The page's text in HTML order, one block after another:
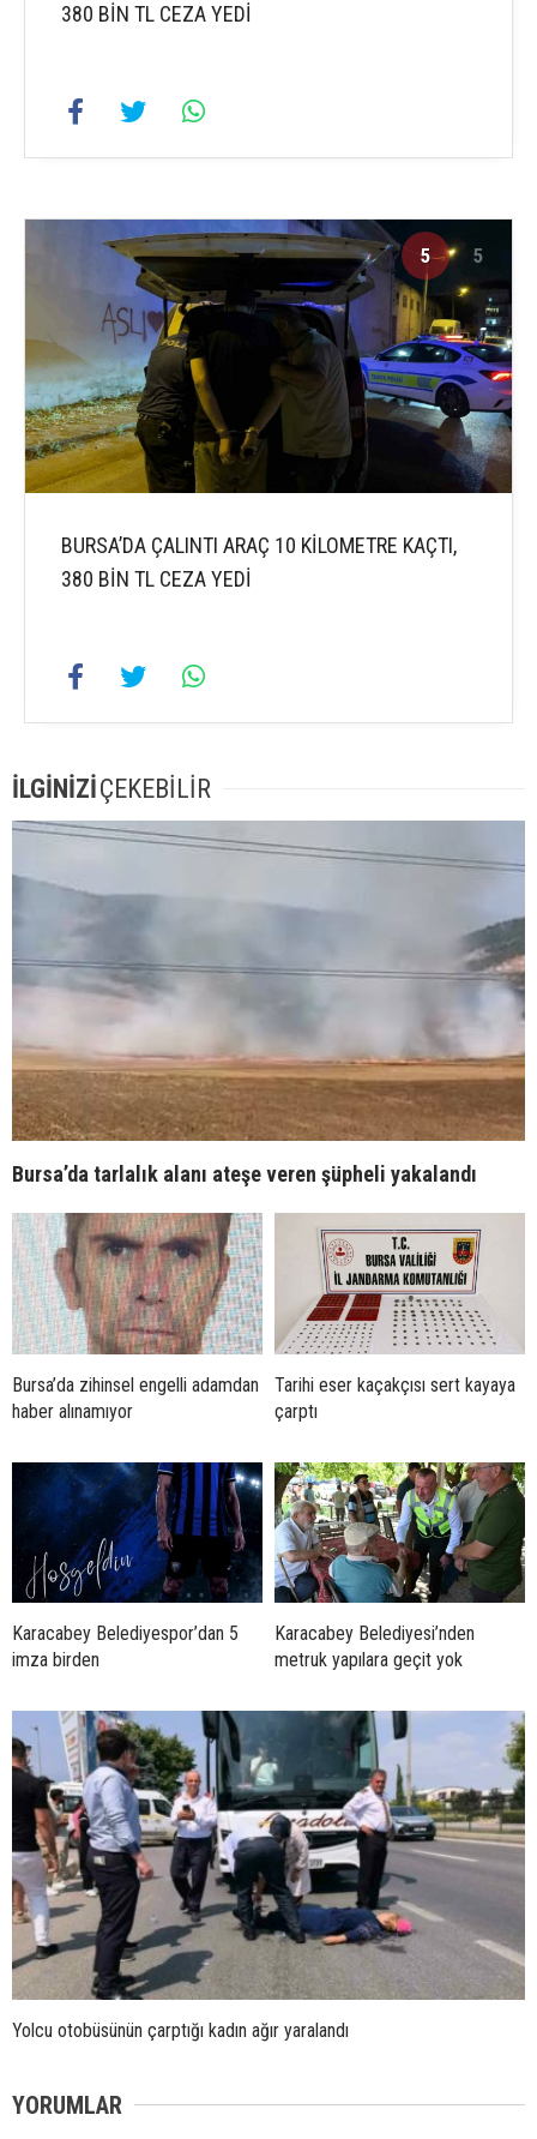
380 BİN TL CEZA YEDİ
5 5
BURSA’DA ÇALINTI ARAÇ 10 KİLOMETRE KAÇTI,
380 BİN TL CEZA YEDİ
İLGİNİZİÇEKEBİLİR
Bursa’da tarlalık alanı ateşe veren şüpheli yakalandı
Bursa’da zihinsel engelli adamdan
haber alınamıyor
Tarihi eser kaçakçısı sert kayaya
çarptı
Karacabey Belediyespor’dan 5
imza birden
Karacabey Belediyesi’nden
metruk yapılara geçit yok
Yolcu otobüsünün çarptığı kadın ağır yaralandı
YORUMLAR